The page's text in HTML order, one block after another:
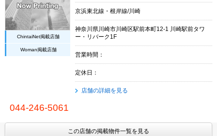
ChintaiNet掲載店舗
Woman掲載店舗
京浜東北線・根岸線/川崎
神奈川県川崎市川崎区駅前本町12-1 川崎駅前タワ
ー・リバーク1F
営業時間：
定休日：
店舗の詳細を見る
044-246-5061
この店舗の掲載物件一覧を見る